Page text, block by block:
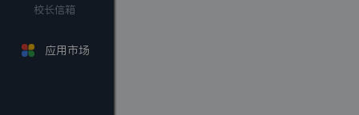
校长信箱
应用市场